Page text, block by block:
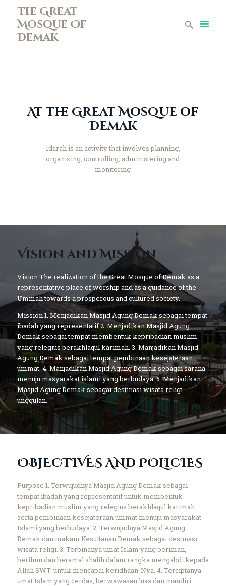
The Great
Mosque Of
Demak
The Great Mosque Of Demak
Teen Mosque
Museum Collections
Library
At the Great Mosque of
Demak
Idarah is an activity that involves planning,
organizing, controlling, administering and
monitoring
Vision and Mission
Vision The realization of the Great Mosque of Demak as a
representative place of worship and as a guidance of the
Ummah towards a prosperous and cultured society.
Mission1. Menjadikan Masjid Agung Demak sebagai tempat
ibadah yang representatif2. Menjadikan Masjid Agung
Demak sebagai tempat membentuk kepribadian muslim
yang relegius berakhlaqul karimah. 3. Manjadikan Masjid
Agung Demak sebagai tempat pembinaan kesejateraan
ummat.4. Manjadikan Masjid Agung Demak sebagai sarana
menuju masyarakat islami yang berbudaya.5. Menjadikan
Masjid Agung Demak sebagai destinasi wisata religi
unggulan.
OBJECTIVES AND POLICIES
Purpose 1. Terwujudnya Masjid Agung Demak sebagai
tempat ibadah yang representatif untuk membentuk
kepribadian muslim yang relegius berakhlaqul karimah
serta pembinaan kesejateraan ummat menuju masyarakat
Islami yang berbudaya. 2. Terwujudnya Masjid Agung
Demak dan makam Kesultanan Demak sebagai destinasi
wisata religi. 3. Terbinanya umat Islam yang beriman,
berilmu dan beramal shalih dalam rangka mengabdi kepada
Allah SWT. untuk mencapai keridhaan-Nya. 4. Terciptanya
umat Islam yang cerdas, berwawasan luas dan mandiri